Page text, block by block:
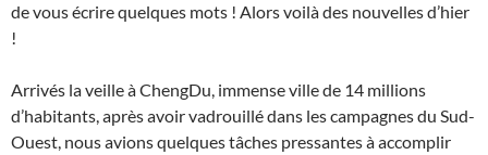
de vous écrire quelques mots ! Alors voilà des nouvelles d’hier
!
Arrivés la veille à ChengDu, immense ville de 14 millions
d’habitants, après avoir vadrouillé dans les campagnes du Sud-
Ouest, nous avions quelques tâches pressantes à accomplir